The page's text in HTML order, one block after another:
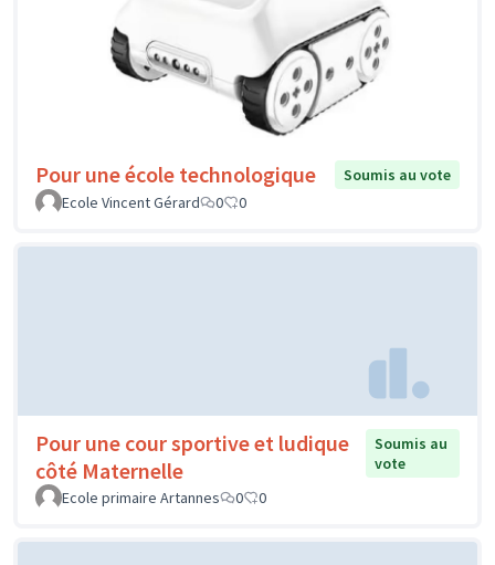
Pour une école technologique
Soumis au vote
Ecole Vincent Gérard
0 0
Pour une cour sportive et ludique
côté Maternelle
Soumis au
vote
Ecole primaire Artannes
0 0